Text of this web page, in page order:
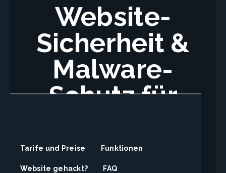
Tarife und Preise Funktionen
Website gehackt? FAQ
Website-
Sicherheit &
Malware-
Schutz für
SiteLock™, der weltweit führende Anbieter von